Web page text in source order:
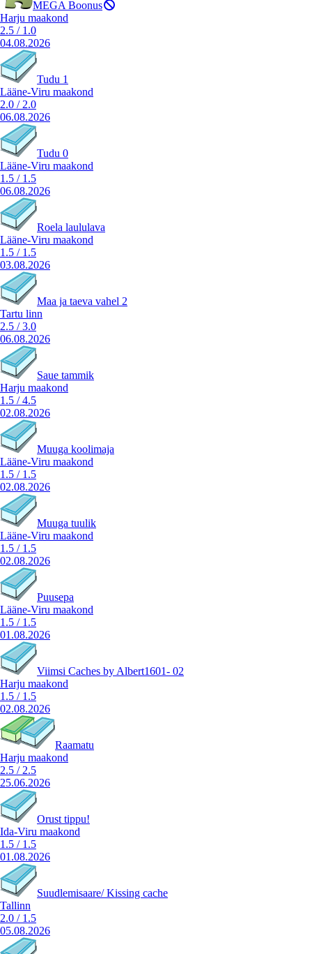
MEGA Boonus
Harju maakond
2.5 / 1.0
04.08.2026
Tudu 1
Lääne-Viru maakond
2.0 / 2.0
06.08.2026
Tudu 0
Lääne-Viru maakond
1.5 / 1.5
06.08.2026
Roela laululava
Lääne-Viru maakond
1.5 / 1.5
03.08.2026
Maa ja taeva vahel 2
Tartu linn
2.5 /3.0
06.08.2026
Saue tammik
Harju maakond
1.5 /4.5
02.08.2026
Muuga koolimaja
Lääne-Viru maakond
1.5 / 1.5
02.08.2026
Muuga tuulik
Lääne-Viru maakond
1.5 / 1.5
02.08.2026
Puusepa
Lääne-Viru maakond
1.5 / 1.5
01.08.2026
Viimsi Caches by Albert1601- 02
Harju maakond
1.5 / 1.5
02.08.2026
Raamatu
Harju maakond
2.5 / 2.5
25.06.2026
Orust tippu!
Ida-Viru maakond
1.5 / 1.5
01.08.2026
Suudlemisaare/ Kissing cache
Tallinn
2.0 / 1.5
05.08.2026